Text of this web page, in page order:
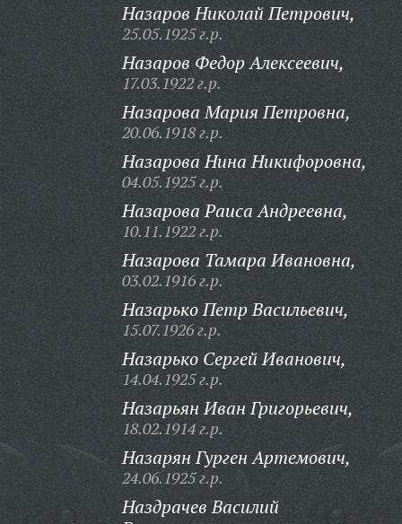
Назаров Николай Петрович,
25.05.1925 г.р.
Назаров Федор Алексеевич,
17.03.1922 г.р.
Назарова Мария Петровна,
20.06.1918 г.р.
Назарова Нина Никифоровна,
04.05.1925 г.р.
Назарова Раиса Андреевна,
10.11.1922 г.р.
Назарова Тамара Ивановна,
03.02.1916 г.р.
Назарько Петр Васильевич,
15.07.1926 г.р.
Назарько Сергей Иванович,
14.04.1925 г.р.
Назарьян Иван Григорьевич,
18.02.1914 г.р.
Назарян Гурген Артемович,
24.06.1925 г.р.
Наздрачев Василий